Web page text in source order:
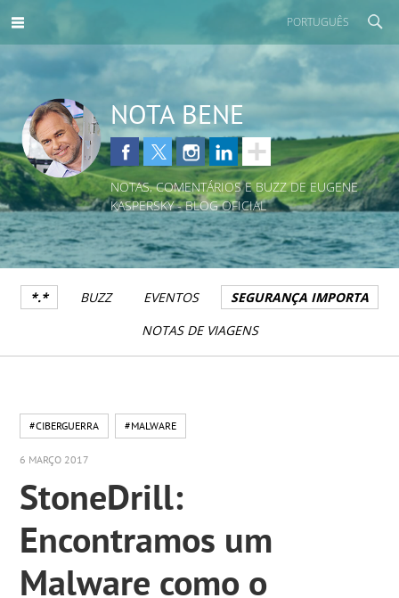
PORTUGUÊS
NOTA BENE
NOTAS, COMENTÁRIOS E BUZZ DE EUGENE
KASPERSKY - BLOG OFICIAL
*.* BUZZ EVENTOS
SEGURANÇA IMPORTA
NOTAS DE VIAGENS
#CIBERGUERRA #MALWARE
6 MARÇO 2017
StoneDrill:
Encontramos um
Malware como o